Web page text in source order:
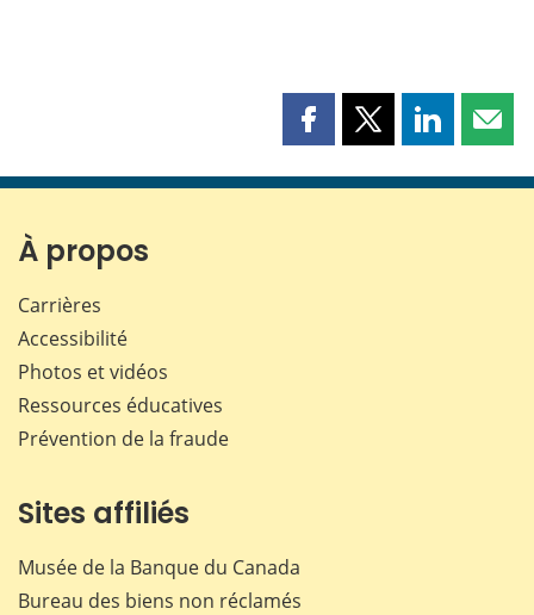
Partager
page
Partager
page
Partager
page page
À propos
Carrières
Accessibilité
Photos et vidéos
Ressources éducatives
Prévention de la fraude
Sites affiliés
Musée de la Banque du Canada
Bureau des biens non réclamés